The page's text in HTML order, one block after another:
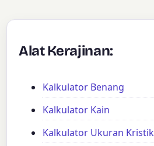
Alat Kerajinan:
Kalkulator Benang
Kalkulator Kain
Kalkulator Ukuran Kristik